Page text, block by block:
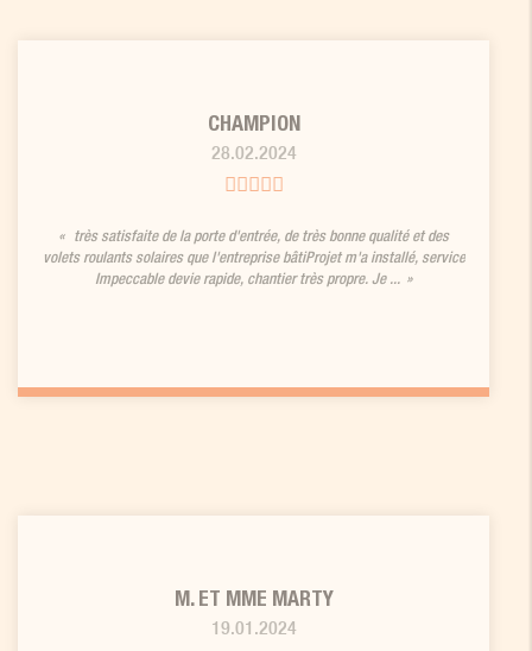
CHAMPION
28.02.2024
très satisfaite de la porte d'entrée, de très bonne qualité et des
volets roulants solaires que l'entreprise bâtiProjet m'a installé, service
Impeccable devie rapide, chantier très propre. Je ...
M. ET MME MARTY
19.01.2024